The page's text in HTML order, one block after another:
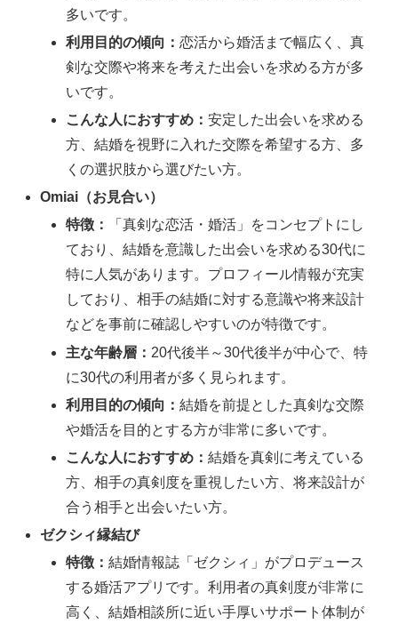
多いです。
利用目的の傾向：恋活から婚活まで幅広く、真
剣な交際や将来を考えた出会いを求める方が多
いです。
こんな人におすすめ：安定した出会いを求める
方、結婚を視野に入れた交際を希望する方、多
くの選択肢から選びたい方。
Omiai（お見合い）
特徴：
「真剣な恋活・婚活」をコンセプトにし
ており、結婚を意識した出会いを求める30代に
特に人気があります。プロフィール情報が充実
しており、相手の結婚に対する意識や将来設計
などを事前に確認しやすいのが特徴です。
主な年齢層： 20代後半～30代後半が中心で、特
に30代の利用者が多く見られます。
利用目的の傾向：結婚を前提とした真剣な交際
や婚活を目的とする方が非常に多いです。
こんな人におすすめ：結婚を真剣に考えている
方、相手の真剣度を重視したい方、将来設計が
合う相手と出会いたい方。
ゼクシィ縁結び
特徴：結婚情報誌「ゼクシィ」がプロデュース
する婚活アプリです。利用者の真剣度が非常に
高く、結婚相談所に近い手厚いサポート体制が